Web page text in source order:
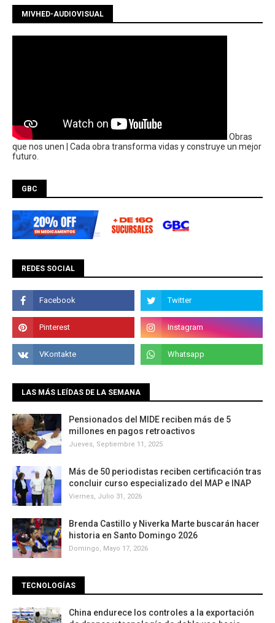
MIVHED-AUDIOVISUAL
Obras
que nos unen | Cada obra transforma vidas y construye un mejor
futuro.
GBC
REDES SOCIAL
LAS MÁS LEÍDAS DE LA SEMANA
Pensionados del MIDE reciben más de 5
millones en pagos retroactivos
Jueves, Septiembre 11, 2025
Más de 50 periodistas reciben certificación tras
concluir curso especializado del MAP e INAP
Viernes, Julio 31, 2026
Brenda Castillo y Niverka Marte buscarán hacer
historia en Santo Domingo 2026
Domingo, Mayo 17, 2026
TECNOLOGÍAS
China endurece los controles a la exportación